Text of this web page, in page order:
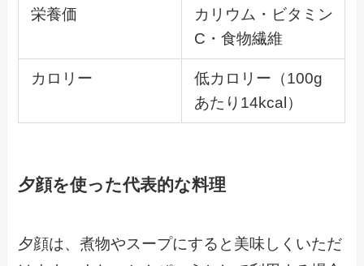
栄養価
カリウム・ビタミン
C・食物繊維
カロリー
低カロリー（100g
あたり14kcal）
夕顔を使った代表的な料理
夕顔は、煮物やスープにすると美味しくいただ